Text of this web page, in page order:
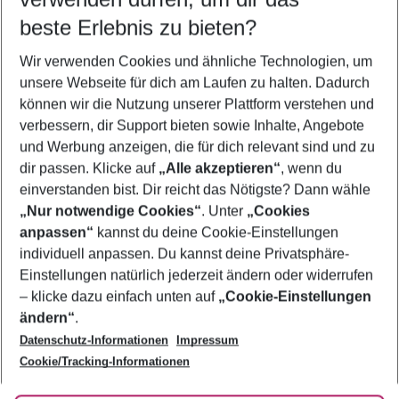
5-8 Nächte
2 Erwachsene Keine Kinder
Mehr Filter anzeigen
Footer
Footer navigation
Über uns
AGB
Bestpreisgarantie
Cookie-Einstellungen ändern
Cookie-Richtlinie
Agenturbetreuung
Barrierefreies Reisen
Folge uns
beste Erlebnis zu bieten?
Wir verwenden Cookies und ähnliche Technologien, um
unsere Webseite für dich am Laufen zu halten. Dadurch
können wir die Nutzung unserer Plattform verstehen und
verbessern, dir Support bieten sowie Inhalte, Angebote
und Werbung anzeigen, die für dich relevant sind und zu
dir passen. Klicke auf „Alle akzeptieren“, wenn du
einverstanden bist. Dir reicht das Nötigste? Dann wähle
„Nur notwendige Cookies“. Unter „Cookies
anpassen“ kannst du deine Cookie-Einstellungen
individuell anpassen. Du kannst deine Privatsphäre-
Einstellungen natürlich jederzeit ändern oder widerrufen
– klicke dazu einfach unten auf „Cookie-Einstellungen
ändern“.
Datenschutz-Informationen
Impressum
Cookie/Tracking-Informationen